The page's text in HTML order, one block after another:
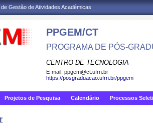
Gestão de Atividades Acadêmicas
PPGEM/CT
PROGRAMA DE PÓS-
CENTRO DE TECNOLOGIA
E-mail: ppgem@ct.ufrn.br
https://posgraduacao.ufrn.br/ppgem
Projetos de Pesquisa Calendário Processos